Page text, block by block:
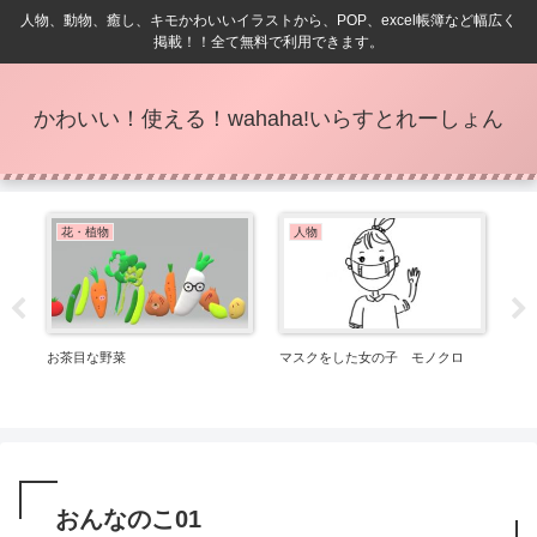
人物、動物、癒し、キモかわいいイラストから、POP、excel帳簿など幅広く
掲載！！全て無料で利用できます。
かわいい！使える！wahaha!いらすとれーしょん
モノクロ 【ありがとう】3Dタイプ
ファッション
着ぐるみを着た女の子
おんなのこ01